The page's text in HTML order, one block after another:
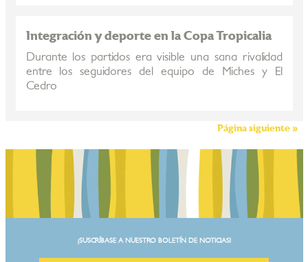
Integración y deporte en la Copa Tropicalia
Durante los partidos era visible una sana rivalidad
entre los seguidores del equipo de Miches y El
Cedro
Página siguiente »
¡SUSCRÍBASE A NUESTRO BOLETÍN DE NOTICIAS!